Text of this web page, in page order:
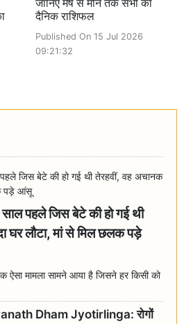
दैनिक राशिफल
Published On 15 Jul 2026
09:21:32
पहले जिस बेटे की हो गई थी
घर लौटा, मां से मिल छलक पड़े
ऐसा मामला सामने आया है जिसने हर किसी को
Dham Jyotirlinga: रोगों